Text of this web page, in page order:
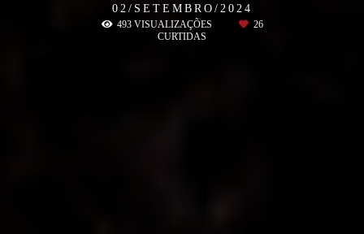
02/SETEMBRO/2024
493VISUALIZAÇÕES
26
CURTIDAS